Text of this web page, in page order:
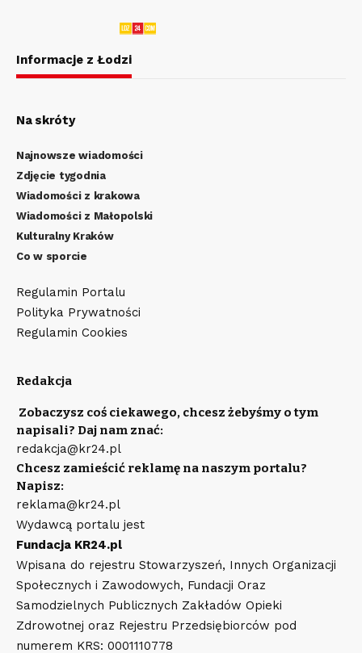
Informacje z Łodzi
Na skróty
Najnowsze wiadomości
Zdjęcie tygodnia
Wiadomości z krakowa
Wiadomości z Małopolski
Kulturalny Kraków
Co w sporcie
Regulamin Portalu
Polityka Prywatności
Regulamin Cookies
Redakcja
Zobaczysz coś ciekawego, chcesz żebyśmy o tym
napisali? Daj nam znać:
redakcja@kr24.pl
Chcesz zamieścić reklamę na naszym portalu?
Napisz:
reklama@kr24.pl
Wydawcą portalu jest
Fundacja KR24.pl
Wpisana do rejestru Stowarzyszeń, Innych Organizacji
Społecznych i Zawodowych, Fundacji Oraz
Samodzielnych Publicznych Zakładów Opieki
Zdrowotnej oraz Rejestru Przedsiębiorców pod
numerem KRS: 0001110778